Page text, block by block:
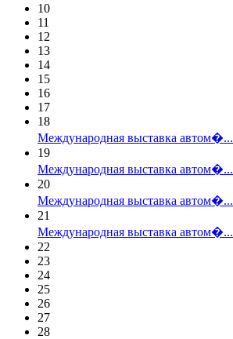
10
11
12
13
14
15
16
17
18
Международная выставка автом�...
19
Международная выставка автом�...
20
Международная выставка автом�...
21
Международная выставка автом�...
22
23
24
25
26
27
28